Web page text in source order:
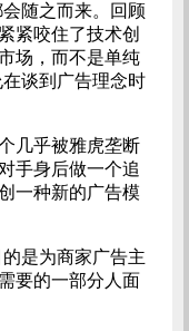
随之而来。回顾
紧咬住了技术创
场，而不是单纯
谈到广告理念时
几乎被雅虎垄断
手身后做一个追
一种新的广告模
是为商家广告主
要的一部分人面